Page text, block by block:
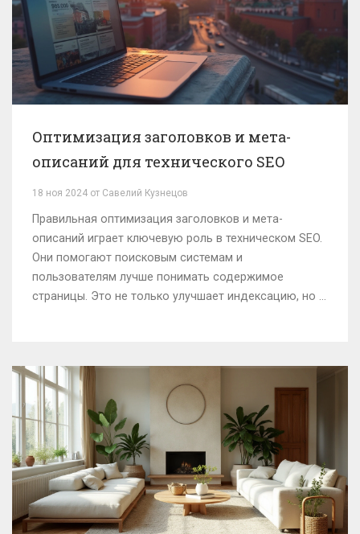
Оптимизация заголовков и мета-
описаний для технического SEO
18 ноя 2024 от Савелий Кузнецов
Правильная оптимизация заголовков и мета-
описаний играет ключевую роль в техническом SEO.
Они помогают поисковым системам и
пользователям лучше понимать содержимое
страницы. Это не только улучшает индексацию, но и